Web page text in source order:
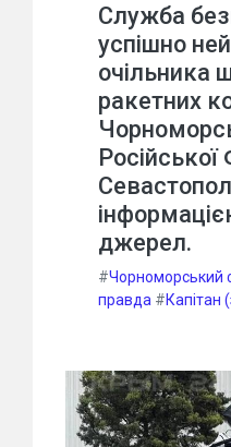
Служба
успішно
очільника
ракетних
Російської
джерел.
#Чорноморський
правда #Капітан